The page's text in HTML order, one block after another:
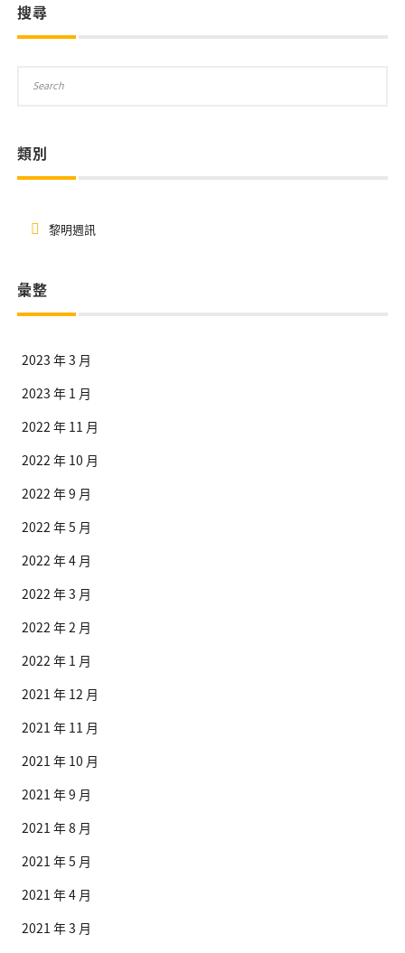
搜尋
類別
黎明週訊
彙整
2023 年 3 月
2023 年 1 月
2022 年 11 月
2022 年 10 月
2022 年 9 月
2022 年 5 月
2022 年 4 月
2022 年 3 月
2022 年 2 月
2022 年 1 月
2021 年 12 月
2021 年 11 月
2021 年 10 月
2021 年 9 月
2021 年 8 月
2021 年 5 月
2021 年 4 月
2021 年 3 月